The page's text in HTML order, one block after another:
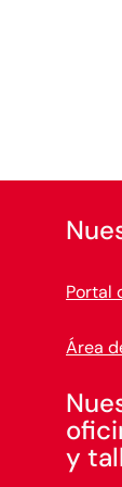
Portal
Área
y